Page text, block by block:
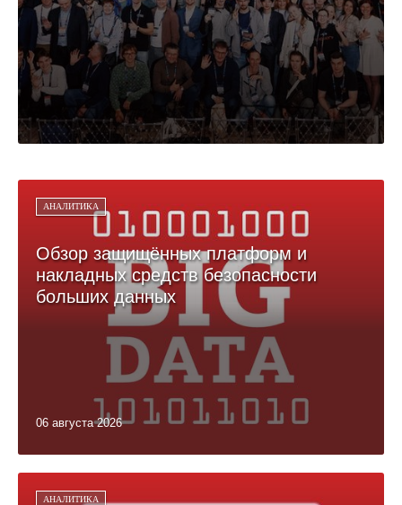
АНАЛИТИКА
Обзор защищённых платформ и
накладных средств безопасности
больших данных
06 августа 2026
АНАЛИТИКА